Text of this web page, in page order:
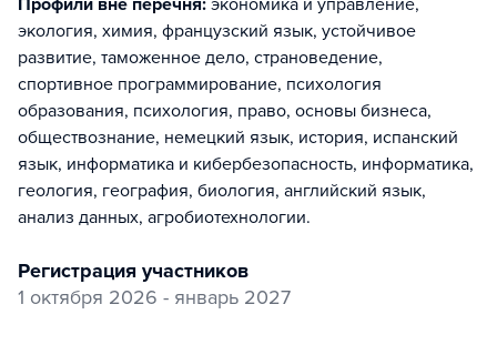
Профили вне перечня: экономика и управление,
экология, химия, французский язык, устойчивое
развитие, таможенное дело, страноведение,
спортивное программирование, психология
образования, психология, право, основы бизнеса,
обществознание, немецкий язык, история, испанский
язык, информатика и кибербезопасность, информатика,
геология, география, биология, английский язык,
анализ данных, агробиотехнологии.
регистрация участников
1 октября 2026 - январь 2027